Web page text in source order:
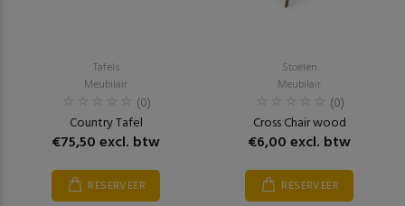
Tafels
Meubilair
(0)
Country Tafel
€75,50 excl. btw
RESERVEER
Stoelen
Meubilair
(0)
Cross Chair wood
€6,00 excl. btw
RESERVEER